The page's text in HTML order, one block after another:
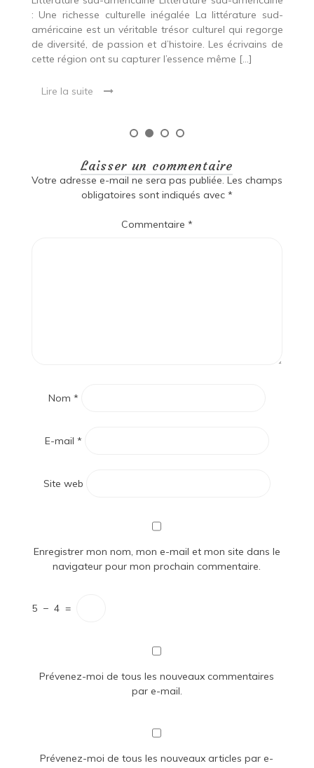
Laisser un commentaire
Votre adresse e-mail ne sera pas publiée. Les champs
obligatoires sont indiqués avec *
Commentaire *
Nom *
E-mail *
Site web
Enregistrer mon nom, mon e-mail et mon site dans le
navigateur pour mon prochain commentaire.
5 − 4 =
Prévenez-moi de tous les nouveaux commentaires
par e-mail.
Prévenez-moi de tous les nouveaux articles par e-